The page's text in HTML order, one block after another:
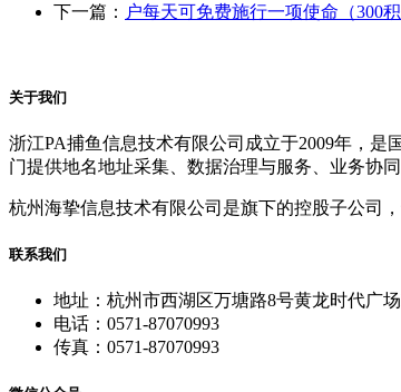
下一篇： 户每天可免费施行一项使命（300积
关于我们
浙江PA捕鱼信息技术有限公司成立于2009年，
门提供地名地址采集、数据治理与服务、业务协
杭州海挚信息技术有限公司是旗下的控股子公司
联系我们
地址：杭州市西湖区万塘路8号黄龙时代广
电话：0571-87070993
传真：0571-87070993